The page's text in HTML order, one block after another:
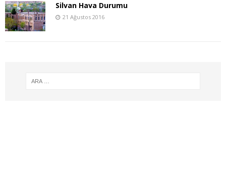
Silvan Hava Durumu
21 Ağustos 2016